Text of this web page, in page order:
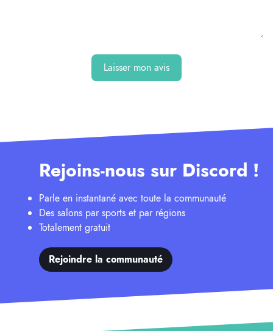
Laisser mon avis
Rejoins-nous sur Discord !
Parle en instantané avec toute la communauté
Des salons par sports et par régions
Totalement gratuit
Rejoindre la communauté